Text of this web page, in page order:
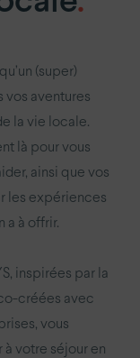
(super)
vos aventures
la vie locale.
là pour vous
ainsi que vos
les expériences
a à offrir.
inspirées par la
créées avec
vous
votre séjour en